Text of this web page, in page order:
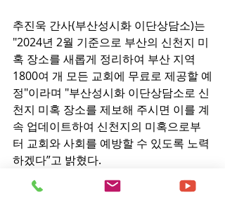
추진욱 간사(부산성시화 이단상담소)는
"2024년 2월 기준으로 부산의 신천지 미
혹 장소를 새롭게 정리하여 부산 지역
1800여 개 모든 교회에 무료로 제공할 예
정"이라며 "부산성시화 이단상담소로 신
천지 미혹 장소를 제보해 주시면 이를 계
속 업데이트하여 신천지의 미혹으로부
터 교회와 사회를 예방할 수 있도록 노력
하겠다”고 밝혔다.
신천지 미혹 장소 의심 및 제보는 부산성